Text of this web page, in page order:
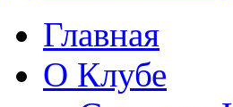
Главная
О Клубе